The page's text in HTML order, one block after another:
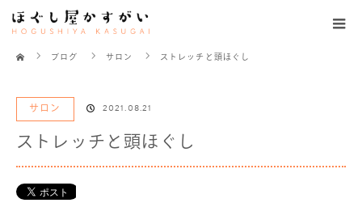
ブログ
サロン ストレッチと頭ほぐし
サロン 2021.08.21
ストレッチと頭ほぐし